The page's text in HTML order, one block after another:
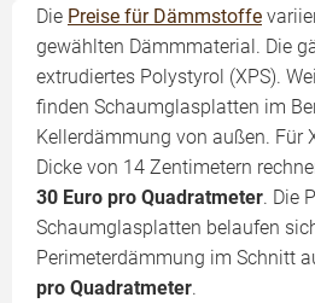
Die Preise für Dämmstoffe
gewählten Dämmmaterial. Die
extrudiertes Polystyrol (XPS).
finden Schaumglasplatten im
Kellerdämmung von außen. Für
Dicke von 14 Zentimetern
30 Euro pro Quadratmeter. Die
Schaumglasplatten belaufen
Perimeterdämmung im Schnitt
pro Quadratmeter.